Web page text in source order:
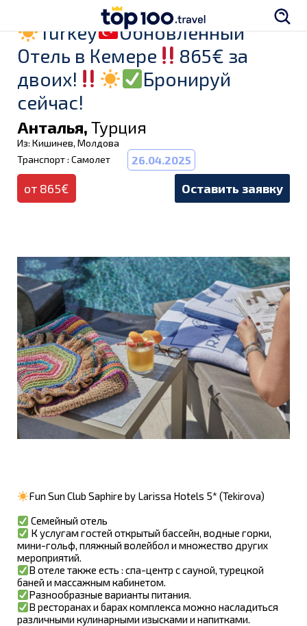
Turkey
Обновленный
Отель в Кемере
865€ за
двоих!
Бронируй
сейчас!
Анталья, Турция
Из: Кишинев, Молдова
Транспорт : Самолет
26.04.2025
от 865€ Оставить заявку
Fun Sun Club Saphire by Larissa Hotels 5* (Tekirova)
Семейный отель
К услугам гостей открытый бассейн, водные горки,
мини-гольф, пляжный волейбол и множество других
мероприятий.
В отеле также есть : спа-центр с сауной, турецкой
баней и массажным кабинетом.
Разнообразные варианты питания.
В ресторанах и барах комплекса можно насладиться
различными кулинарными изысками и напитками.